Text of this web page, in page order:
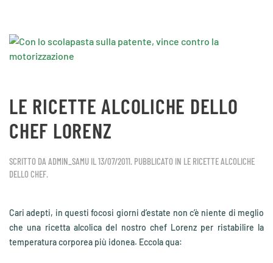
LE RICETTE ALCOLICHE DELLO
CHEF LORENZ
SCRITTO DA ADMIN_SAMU IL13/07/2011. PUBBLICATO IN LE RICETTE ALCOLICHE
DELLO CHEF.
Cari adepti, in questi focosi giorni d’estate non c’è niente di meglio
che una ricetta alcolica del nostro chef Lorenz per ristabilire la
temperatura corporea più idonea. Eccola qua: